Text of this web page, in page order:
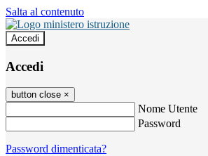
Salta al contenuto
Accedi
Accedi
button close ×
Nome Utente
Password
Password dimenticata?